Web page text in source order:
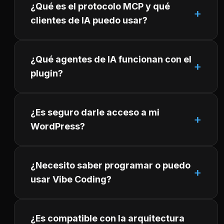
¿Qué es el protocolo MCP y qué
clientes de IA puedo usar?
¿Qué agentes de IA funcionan con el
plugin?
¿Es seguro darle acceso a mi
WordPress?
¿Necesito saber programar o puedo
usar Vibe Coding?
¿Es compatible con la arquitectura